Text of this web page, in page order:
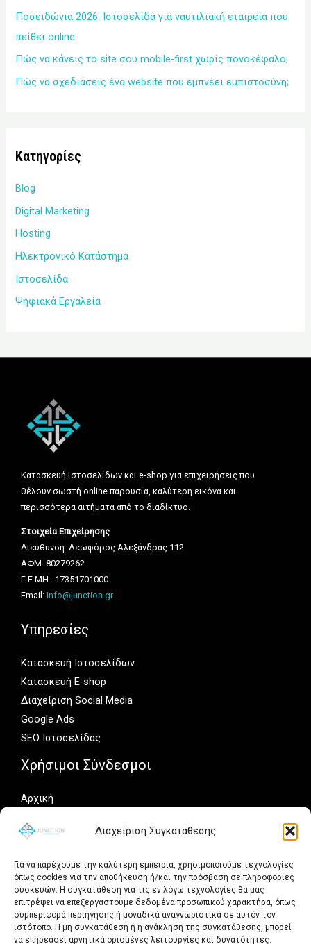
Διαχείριση Συγκατάθεσης
Για να παρέχουμε την καλύτερη εμπειρία, χρησιμοποιούμε τεχνολογίες
όπως cookies για την αποθήκευση ή/και την πρόσβαση σε πληροφορίες
συσκευών. Η συγκατάθεση για τις εν λόγω τεχνολογίες θα μας
επιτρέψει να επεξεργαστούμε δεδομένα προσωπικού χαρακτήρα, όπως
συμπεριφορά περιήγησης ή μοναδικά αναγνωριστικά σε αυτόν τον
ιστότοπο. Η μη συγκατάθεση ή η ανάκληση της συγκατάθεσης, μπορεί
να επηρεάσει αρνητικά ορισμένες λειτουργίες και δυνατότητες.
Ποσειδώνια 2026: Ιστοσελίδα για ναυτιλιακή εταιρεία που
πείθει online
Πώς να κάνεις το site σου mobile-first χωρίς πονοκέφαλο;
Πώς να σχεδιάσεις ένα website που εμπνέει εμπιστοσύνη;
Kατηγορίες
Blog
Digital Marketing
Hosting
Ηλεκτρονικό Κατάστημα
Ιστοσελίδα
Ψηφιακά Εργαλεία
Κατασκευή ιστοσελίδων και e-shop για επιχειρήσεις που
θέλουν σωστή online παρουσία, καλύτερη εικόνα και
περισσότερα αιτήματα από το διαδίκτυο.
Στοιχεία Επιχείρησης
Διεύθυνση: Λεωφόρος Αλεξάνδρας 112
ΑΦΜ: 80279262
Γ.Ε.ΜΗ.: 17351701000
Email: info@junction.gr
Υπηρεσίες
Κατασκευή Ιστοσελίδων
Κατασκευή E-shop
Διαχείριση Social Media
Google Ads
SEO Ιστοσελίδας
Χρήσιμοι Σύνδεσμοι
Αρχική
Γιατί Junction
Δωρεάν Αξιολόγηση
Social Media
Ακολουθήστε τη Junction.gr για νέα έργα, ιδέες και